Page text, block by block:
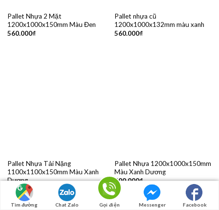
Pallet Nhựa 2 Mặt
1200x1000x150mm Màu Đen
560.000₫
Pallet nhựa cũ
1200x1000x132mm màu xanh
560.000₫
Pallet Nhựa Tải Nặng
1100x1100x150mm Màu Xanh
Dương
565.000₫
Pallet Nhựa 1200x1000x150mm
Màu Xanh Dương
600.000₫
Tìm đường Chat Zalo Gọi điện Messenger Facebook